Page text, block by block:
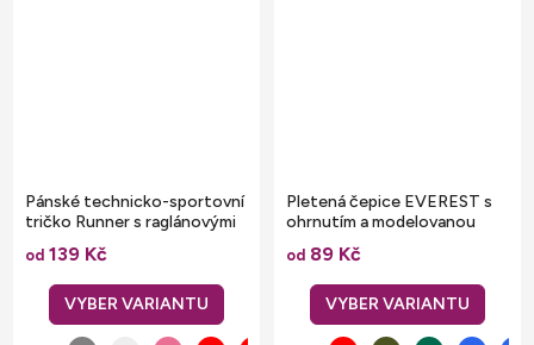
Pánské technicko-sportovní
tričko Runner s raglánovými
od 139 Kč
Pletená čepice EVEREST s
ohrnutím a modelovanou
přední části
od 89 Kč